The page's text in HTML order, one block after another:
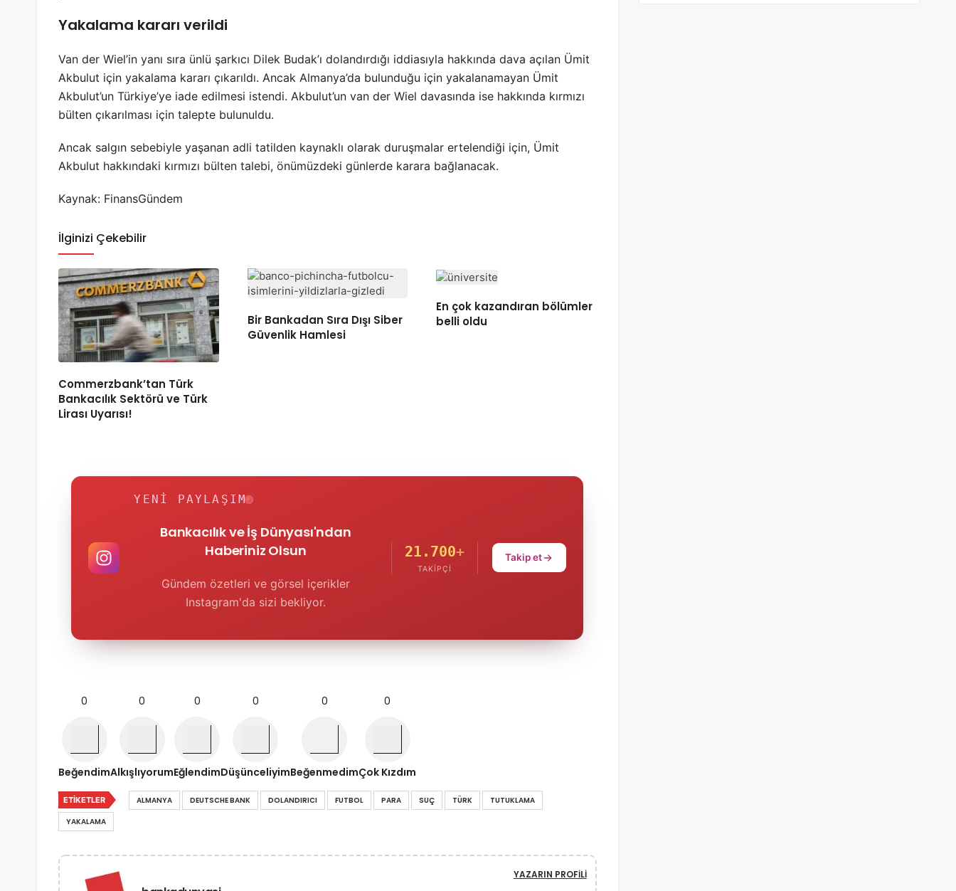
Yakalama kararı verildi
Van der Wiel’in yanı sıra ünlü şarkıcı Dilek Budak’ı dolandırdığı iddiasıyla hakkında dava açılan Ümit
Akbulut için yakalama kararı çıkarıldı. Ancak Almanya’da bulunduğu için yakalanamayan Ümit
Akbulut’un Türkiye’ye iade edilmesi istendi. Akbulut’un van der Wiel davasında ise hakkında kırmızı
bülten çıkarılması için talepte bulunuldu.
Ancak salgın sebebiyle yaşanan adli tatilden kaynaklı olarak duruşmalar ertelendiği için, Ümit
Akbulut hakkındaki kırmızı bülten talebi, önümüzdeki günlerde karara bağlanacak.
Kaynak: FinansGündem
İlginizi Çekebilir
Commerzbank’tan Türk
Bankacılık Sektörü ve Türk
Lirası Uyarısı!
Bir Bankadan Sıra Dışı Siber
Güvenlik Hamlesi
En çok kazandıran bölümler
belli oldu
YENI PAYLAŞIM
Bankacılık ve İş Dünyası'ndan
Haberiniz Olsun
Gündem özetleri ve görsel içerikler
Instagram'da sizi bekliyor.
21.700+
TAKIPÇI
Takip et
0
Beğendim
0
Alkışlıyorum
0
Eğlendim
0
Düşünceliyim
0
Beğenmedim
0
Çok Kızdım
ETIKETLER ALMANYA DEUTSCHE BANK DOLANDIRICI FUTBOL PARA SUÇ TÜRK
TUTUKLAMA
YAKALAMA
YAZARIN PROFILI